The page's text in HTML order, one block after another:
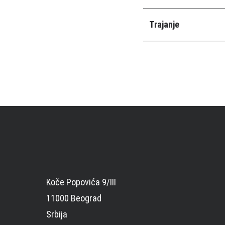
Trajanje
Koče Popovića 9/III
11000 Beograd
Srbija